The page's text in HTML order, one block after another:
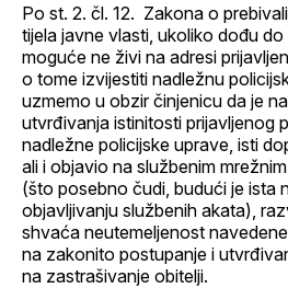
Po st. 2. čl. 12. Zakona o
tijela javne vlasti, ukoliko dođu
moguće ne živi na adresi
o tome izvijestiti nadležnu
uzmemo u obzir činjenicu da je
utvrđivanja istinitosti prijavljenog
nadležne policijske uprave, isti
ali i objavio na službenim
(što posebno čudi, budući je ista
objavljivanju službenih akata),
shvaća neutemeljenost
na zakonito postupanje i
na zastrašivanje obitelji.